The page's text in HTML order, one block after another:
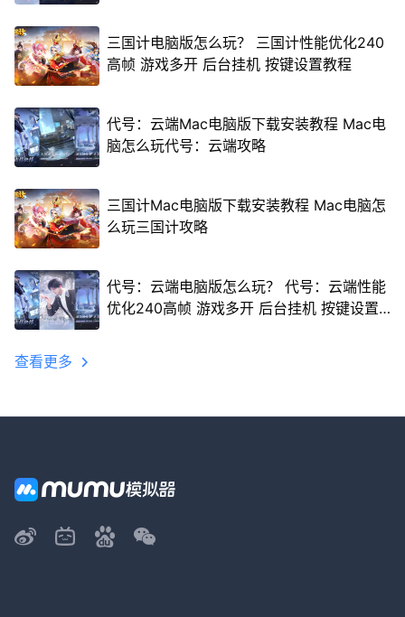
三国计电脑版怎么玩？ 三国计性能优化240
高帧 游戏多开 后台挂机 按键设置教程
代号：云端Mac电脑版下载安装教程 Mac电
脑怎么玩代号：云端攻略
三国计Mac电脑版下载安装教程 Mac电脑怎
么玩三国计攻略
代号：云端电脑版怎么玩？ 代号：云端性能
优化240高帧 游戏多开 后台挂机 按键设置
查看更多